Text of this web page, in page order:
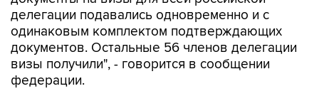
делегации подавались одновременно и с
одинаковым комплектом подтверждающих
документов. Остальные 56 членов делегации
визы получили", - говорится в сообщении
федерации.